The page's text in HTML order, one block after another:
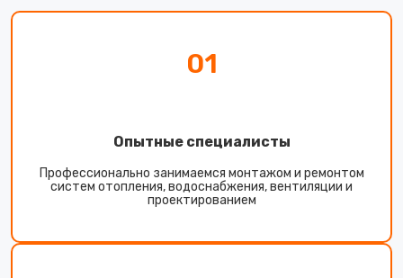
01
Опытные специалисты
Профессионально занимаемся монтажом и ремонтом
систем отопления, водоснабжения, вентиляции и
проектированием